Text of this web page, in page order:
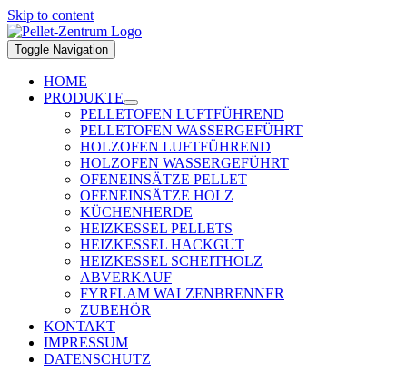
Skip to content
Toggle Navigation
HOME
PRODUKTE
PELLETOFEN LUFTFÜHREND
PELLETOFEN WASSERGEFÜHRT
HOLZOFEN LUFTFÜHREND
HOLZOFEN WASSERGEFÜHRT
OFENEINSÄTZE PELLET
OFENEINSÄTZE HOLZ
KÜCHENHERDE
HEIZKESSEL PELLETS
HEIZKESSEL HACKGUT
HEIZKESSEL SCHEITHOLZ
ABVERKAUF
FYRFLAM WALZENBRENNER
ZUBEHÖR
KONTAKT
IMPRESSUM
DATENSCHUTZ